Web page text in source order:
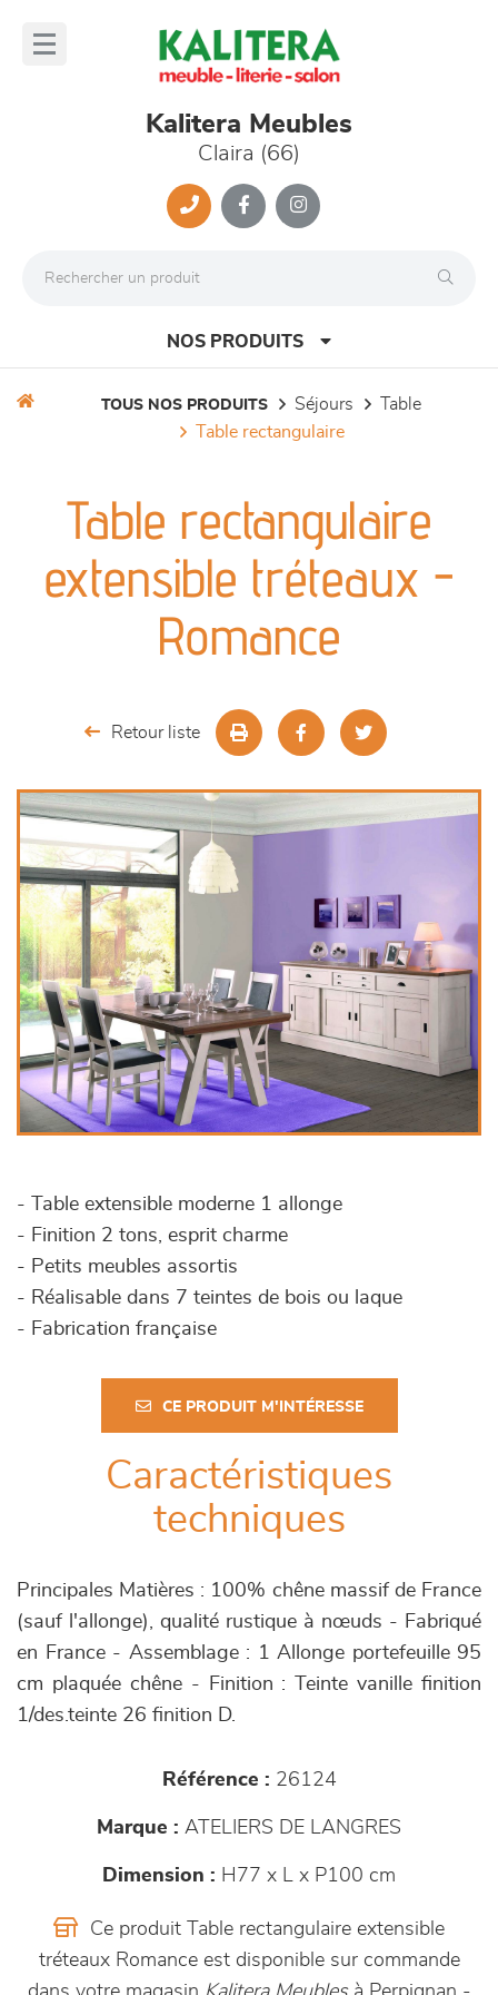
Kalitera Meubles
Claira (66)
NOS PRODUITS
séjours
meubles de complément
chambres et dressing
TOUS NOS PRODUITS séjours
table
table rectangulaire
Table rectangulaire
extensible tréteaux -
Romance
Retour liste
- Table extensible moderne 1 allonge
- Finition 2 tons, esprit charme
- Petits meubles assortis
- Réalisable dans 7 teintes de bois ou laque
- Fabrication française
CE PRODUIT M'INTÉRESSE
Caractéristiques
techniques
Principales Matières : 100% chêne massif de France
(sauf l'allonge), qualité rustique à nœuds - Fabriqué
en France - Assemblage : 1 Allonge portefeuille 95
cm plaquée chêne - Finition : Teinte vanille finition
1/des.teinte 26 finition D.
Référence : 26124
Marque : ATELIERS DE LANGRES
Dimension : H77 x L x P100 cm
Ce produit Table rectangulaire extensible
tréteaux Romance est disponible sur commande